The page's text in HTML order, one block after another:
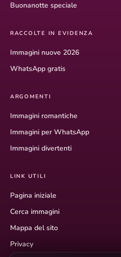
Buonanotte speciale
RACCOLTE IN EVIDENZA
Immagini nuove 2026
WhatsApp gratis
ARGOMENTI
Immagini romantiche
Immagini per WhatsApp
Immagini divertenti
LINK UTILI
Pagina iniziale
Cerca immagini
Mappa del sito
Privacy